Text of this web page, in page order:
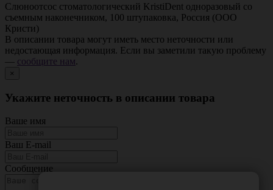
Слюноотсос стоматологический KristiDent одноразовый со
съемным наконечником, 100 штупаковка, Россия (ООО
Кристи)
В описании товара могут иметь место неточности или
недостающая информация. Если вы заметили такую проблему
— сообщите нам.
×
Укажите неточность в описании товара
Ваше имя
Ваш E-mail
Сообщение